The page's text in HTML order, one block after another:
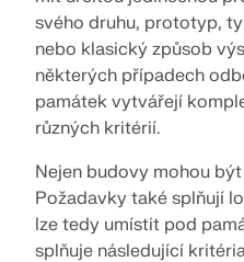
Dokumentace API
Index
Začínáme
Aplikace
Objekty modelu
Předplatné a ceny
svého druhu, prototyp,
nebo klasický způsob
některých případech
památek vytvářejí
různých kritérií.
Nejen budovy mohou
Požadavky také splňují
lze tedy umístit pod
splňuje následující